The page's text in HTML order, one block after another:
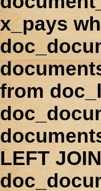
x_pays
from
LEFT